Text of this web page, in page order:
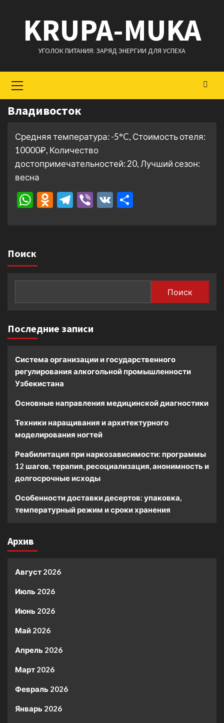
содержимому
KRUPA-MUKA
УГОЛОК ПИТАНИЯ: ЗАРЯД ЭНЕРГИИ ДЛЯ УСПЕХА
меню
Владивосток
Средняя температура: -5°C, Стоимость отеля:
10000₽, Количество
достопримечательностей: 20, Лучший сезон:
весна
WhatsApp
Odnoklassniki
Telegram
Viber
VK
Поиск
Поиск
Последние записи
Система организации и государственного
регулирования алкогольной промышленности
Узбекистана
Основные направления медицинской диагностики
Техники наращивания и архитектурного
моделирования ногтей
Реабилитация при наркозависимости: программы
12 шагов, терапия, ресоциализация, анонимность и
долгосрочные исходы
Особенности доставки десертов: упаковка,
температурный режим и сроки хранения
Архив
Август 2026
Июль 2026
Июнь 2026
Май 2026
Апрель 2026
Март 2026
Февраль 2026
Январь 2026